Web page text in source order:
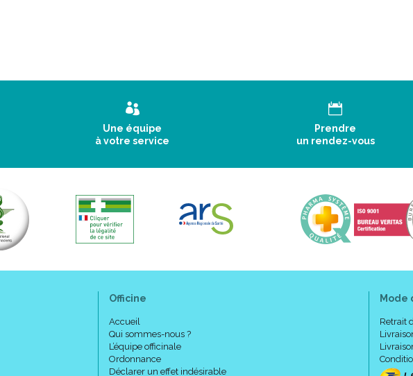
Une équipe
à votre service
Prendre
un rendez-vous
Officine
Accueil
Qui sommes-nous ?
L’équipe officinale
Ordonnance
Déclarer un effet indésirable
Mode
Retrait